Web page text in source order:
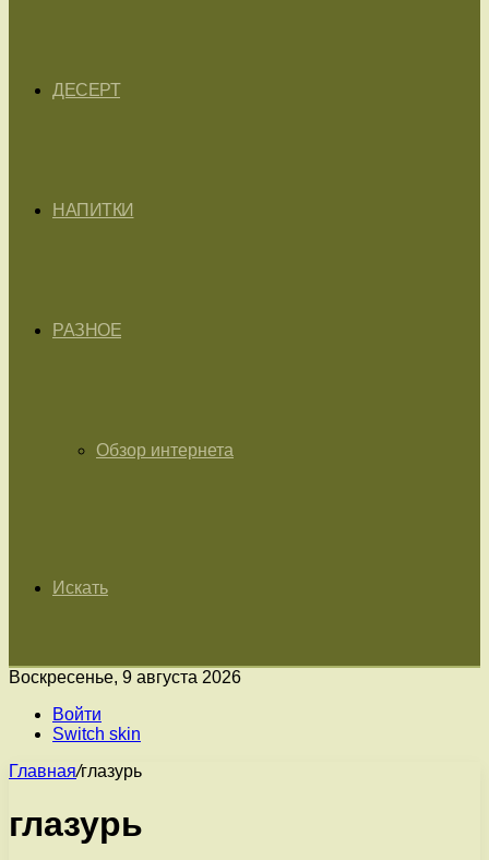
ДЕСЕРТ
НАПИТКИ
РАЗНОЕ
Обзор интернета
Искать
Воскресенье, 9 августа 2026
Войти
Switch skin
Главная/глазурь
глазурь